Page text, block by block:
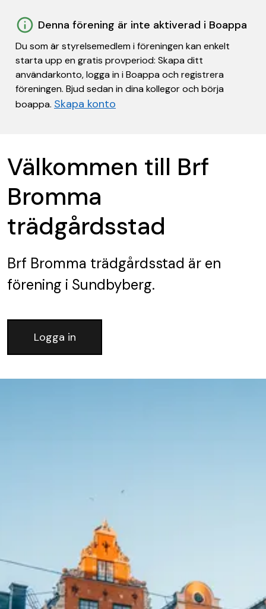
Denna förening är inte aktiverad i Boappa
Du som är styrelsemedlem i föreningen kan enkelt
starta upp en gratis provperiod: Skapa ditt
användarkonto, logga in i Boappa och registrera
föreningen. Bjud sedan in dina kollegor och börja
boappa. Skapa konto
Välkommen till Brf
Bromma
trädgårdsstad
Brf Bromma trädgårdsstad är en
förening i Sundbyberg.
Logga in